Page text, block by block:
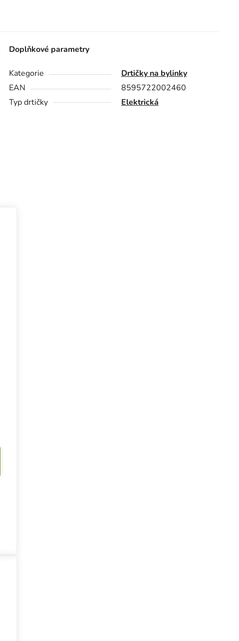
Doplňkové parametry
Kategorie
Drtičky na bylinky
EAN
8595722002460
Typ drtičky
Elektrická